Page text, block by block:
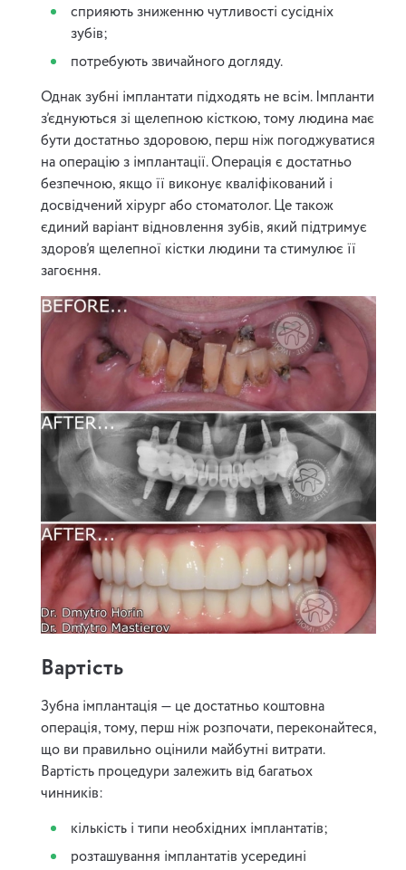
сприяють зниженню чутливості сусідніх
зубів;
потребують звичайного догляду.
Однак зубні імплантати підходять не всім. Імпланти
з’єднуються зі щелепною кісткою, тому людина має
бути достатньо здоровою, перш ніж погоджуватися
на операцію з імплантації. Операція є достатньо
безпечною, якщо її виконує кваліфікований і
досвідчений хірург або стоматолог. Це також
єдиний варіант відновлення зубів, який підтримує
здоров’я щелепної кістки людини та стимулює її
загоєння.
Вартість
Зубна імплантація — це достатньо коштовна
операція, тому, перш ніж розпочати, переконайтеся,
що ви правильно оцінили майбутні витрати.
Вартість процедури залежить від багатьох
чинників:
кількість і типи необхідних імплантатів;
розташування імплантатів усередині